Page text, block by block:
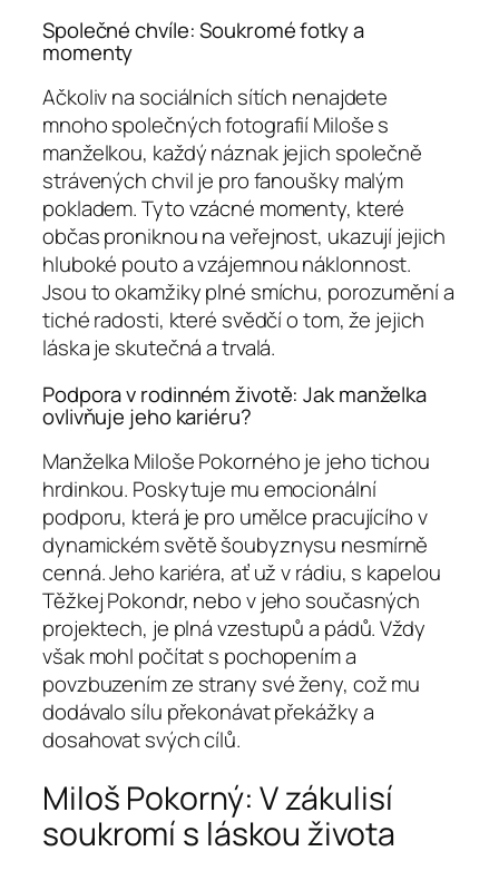
Společné chvíle: Soukromé fotky a
momenty
Ačkoliv na sociálních sítích nenajdete
mnoho společných fotografií Miloše s
manželkou, každý náznak jejich společně
strávených chvil je pro fanoušky malým
pokladem. Tyto vzácné momenty, které
občas proniknou na veřejnost, ukazují jejich
hluboké pouto a vzájemnou náklonnost.
Jsou to okamžiky plné smíchu, porozumění a
tiché radosti, které svědčí o tom, že jejich
láska je skutečná a trvalá.
Podpora v rodinném životě: Jak manželka
ovlivňuje jeho kariéru?
Manželka Miloše Pokorného je jeho tichou
hrdinkou. Poskytuje mu emocionální
podporu, která je pro umělce pracujícího v
dynamickém světě šoubyznysu nesmírně
cenná. Jeho kariéra, ať už v rádiu, s kapelou
Těžkej Pokondr, nebo v jeho současných
projektech, je plná vzestupů a pádů. Vždy
však mohl počítat s pochopením a
povzbuzením ze strany své ženy, což mu
dodávalo sílu překonávat překážky a
dosahovat svých cílů.
Miloš Pokorný: V zákulisí
soukromí s láskou života